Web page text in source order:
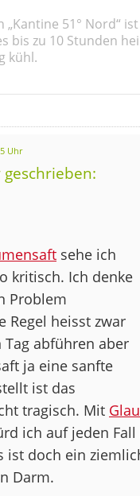
„Kantine 51° Nord“
bis zu 10 Stunden
kühl.
Uhr
geschrieben:
sehe ich
kritisch. Ich denke
Problem
Regel heisst zwar
Tag abführen aber
ja eine sanfte
ist das
tragisch. Mit
ich auf jeden
ist doch ein
Darm.